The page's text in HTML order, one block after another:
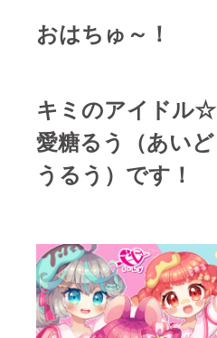
おはちゅ～！
キミのアイドル☆
愛糖るう（あいど
うるう） です！